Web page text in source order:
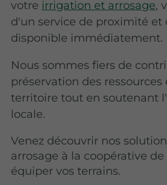
votre irrigation et arrosage,
d'un service de proximité et
disponible immédiatement.
Nous sommes fiers de
préservation des
territoire tout en soutenant
locale.
Venez découvrir nos
arrosage à la coopérative
équiper vos terrains.